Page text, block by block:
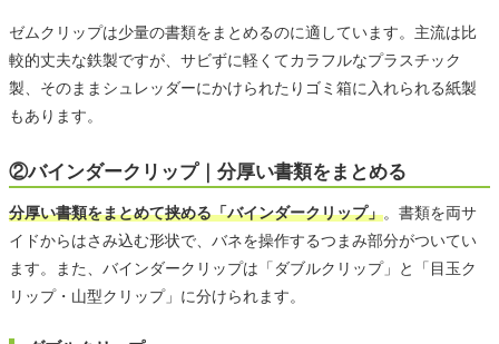
ゼムクリップは少量の書類をまとめるのに適しています。主流は比
較的丈夫な鉄製ですが、サビずに軽くてカラフルなプラスチック
製、そのままシュレッダーにかけられたりゴミ箱に入れられる紙製
もあります。
②バインダークリップ｜分厚い書類をまとめる
分厚い書類をまとめて挟める「バインダークリップ」。書類を両サ
イドからはさみ込む形状で、バネを操作するつまみ部分がついてい
ます。また、バインダークリップは「ダブルクリップ」と「目玉ク
リップ・山型クリップ」に分けられます。